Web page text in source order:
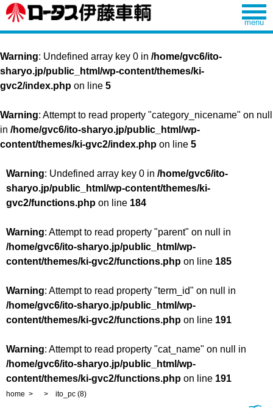
Warning: Undefined array key 0 in /home/gvc6/ito-
sharyo.jp/public_html/wp-content/themes/ki-
gvc2/index.php on line 5
Warning: Attempt to read property "category_nicename" on null
in /home/gvc6/ito-sharyo.jp/public_html/wp-
content/themes/ki-gvc2/index.php on line 5
Warning: Undefined array key 0 in /home/gvc6/ito-
sharyo.jp/public_html/wp-content/themes/ki-
gvc2/functions.php on line 184
Warning: Attempt to read property "parent" on null in
/home/gvc6/ito-sharyo.jp/public_html/wp-
content/themes/ki-gvc2/functions.php on line 185
Warning: Attempt to read property "term_id" on null in
/home/gvc6/ito-sharyo.jp/public_html/wp-
content/themes/ki-gvc2/functions.php on line 191
Warning: Attempt to read property "cat_name" on null in
/home/gvc6/ito-sharyo.jp/public_html/wp-
content/themes/ki-gvc2/functions.php on line 191
home ito_pc (8)